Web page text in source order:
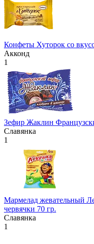
Конфеты Хуторок со
Акконд
1
Зефир Жаклин
Славянка
1
Мармелад жевательный
червячки 70 гр.
Славянка
1